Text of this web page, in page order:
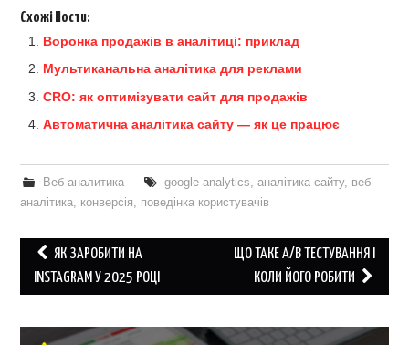
Схожі Пости:
Воронка продажів в аналітиці: приклад
Мультиканальна аналітика для реклами
CRO: як оптимізувати сайт для продажів
Автоматична аналітика сайту — як це працює
Веб-аналитика google analytics, аналітика сайту, веб-
аналітика, конверсія, поведінка користувачів
Post
navigation
ЯК ЗАРОБИТИ НА
INSTAGRAM У 2025 РОЦІ
ЩО ТАКЕ A/B ТЕСТУВАННЯ І
КОЛИ ЙОГО РОБИТИ